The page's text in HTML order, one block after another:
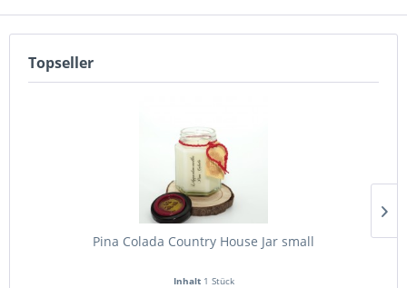
Topseller
Pina Colada Country House Jar small
Inhalt 1 Stück